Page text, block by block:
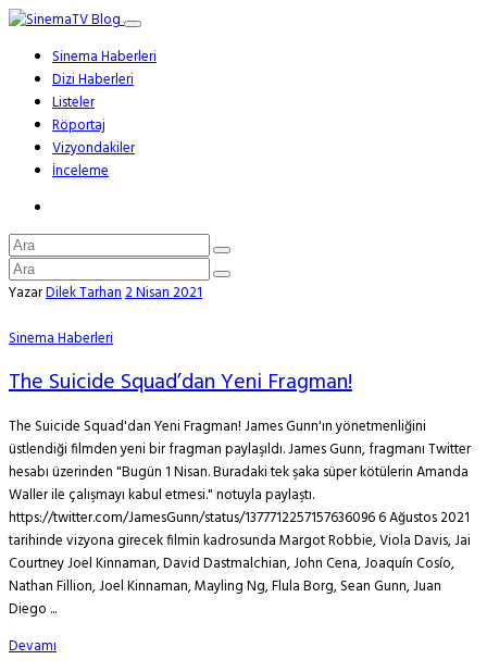
Sinema Haberleri
Dizi Haberleri
Listeler
Röportaj
Vizyondakiler
İnceleme
YazarDilek Tarhan2 Nisan 2021
Sinema Haberleri
The Suicide Squad’dan Yeni Fragman!
The Suicide Squad'dan Yeni Fragman! James Gunn'ın yönetmenliğini
üstlendiği filmden yeni bir fragman paylaşıldı. James Gunn, fragmanı Twitter
hesabı üzerinden "Bugün 1 Nisan. Buradaki tek şaka süper kötülerin Amanda
Waller ile çalışmayı kabul etmesi." notuyla paylaştı.
https://twitter.com/JamesGunn/status/1377712257157636096 6 Ağustos 2021
tarihinde vizyona girecek filmin kadrosunda Margot Robbie, Viola Davis, Jai
Courtney Joel Kinnaman, David Dastmalchian, John Cena, Joaquín Cosío,
Nathan Fillion, Joel Kinnaman, Mayling Ng, Flula Borg, Sean Gunn, Juan
Diego ...
Devamı